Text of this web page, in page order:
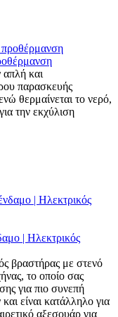
και
παρασκευής
θερμαίνεται το νερό,
την εκχύλιση
| Ηλεκτρικός
βραστήρας με στενό
το οποίο σας
για πιο συνεπή
είναι κατάλληλο για
αξεσουάρ για